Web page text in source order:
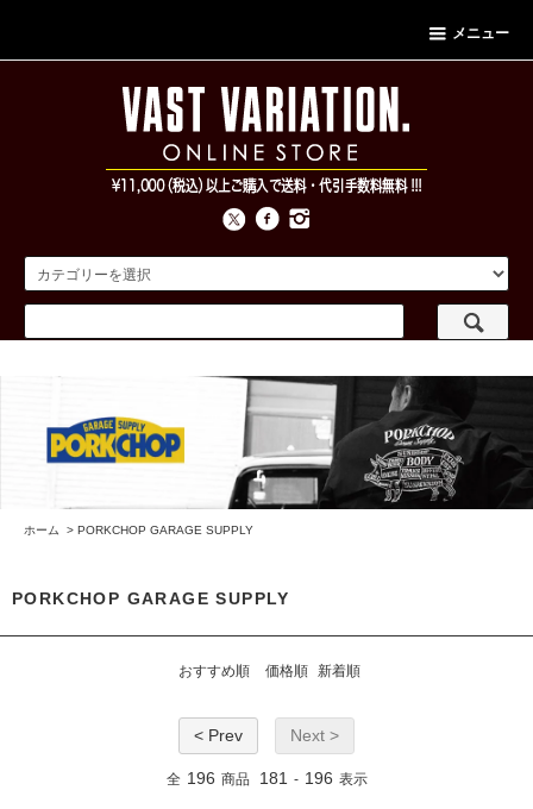
メニュー
ホーム > PORKCHOP GARAGE SUPPLY
PORKCHOP GARAGE SUPPLY
おすすめ順 価格順 新着順
< Prev Next >
全 196 商品 181 - 196 表示